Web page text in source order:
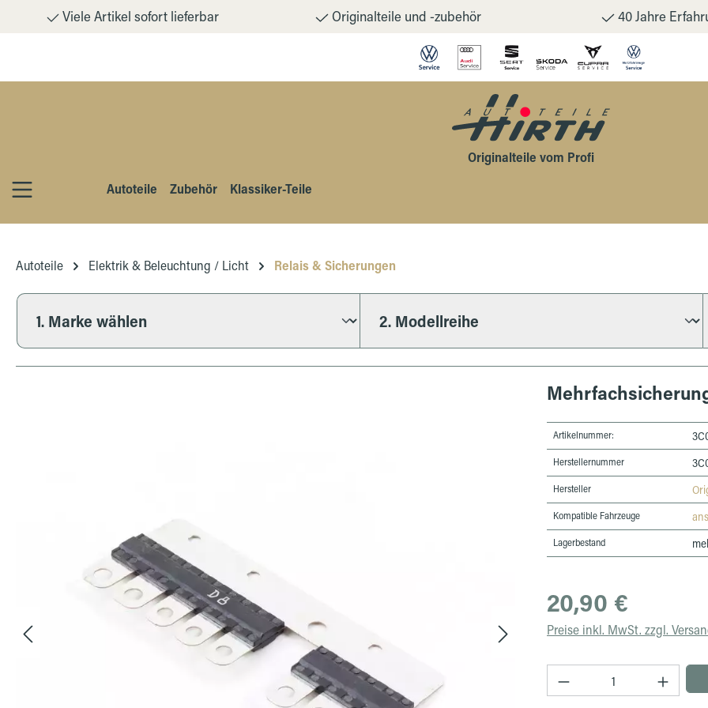
Hauptinhalt springen
Zur Suche springen
Zur Hauptnavigation springen
Viele Artikel sofort lieferbar Originalteile und -zubehör 40 Jahre
Originalteile vom Profi
Autoteile
Zubehör Klassiker-Teile
Autoteile Elektrik & Beleuchtung / Licht Relais & Sicherungen
Artikelnummer:
Herstellernummer
Hersteller
Kompatible Fahrzeuge
Lagerbestand
Regulärer Preis:
20,90 €
Preise inkl. MwSt. zzgl.
Produkt Anzahl: